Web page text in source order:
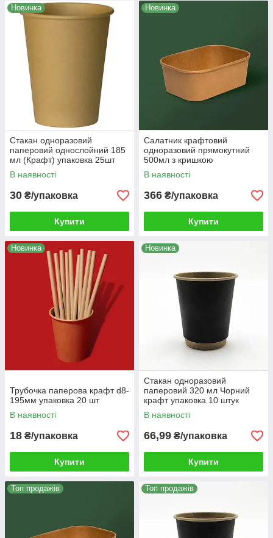
Новинка
Стакан одноразовий
паперовий однослойний 185
мл (Крафт) упаковка 25шт
В наявності
30 ₴/упаковка
Купити
Новинка
Салатник крафтовий
одноразовий прямокутний
500мл з кришкою
170x120x40мм 50 шт/уп
В наявності
366 ₴/упаковка
Купити
Новинка
Трубочка паперова крафт d8-
195мм упаковка 20 шт
В наявності
18 ₴/упаковка
Купити
Новинка
Стакан одноразовий
паперовий 320 мл Чорний
крафт упаковка 10 штук
В наявності
66,99 ₴/упаковка
Купити
Топ продажів Топ продажів